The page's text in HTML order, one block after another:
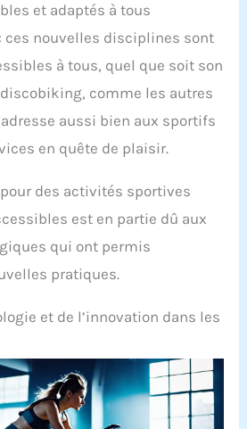
et adaptés à tous
ces nouvelles disciplines sont
à tous, quel que soit son
comme les autres
aussi bien aux sportifs
en quête de plaisir.
des activités sportives
est en partie dû aux
qui ont permis
pratiques.
et de l’innovation dans les